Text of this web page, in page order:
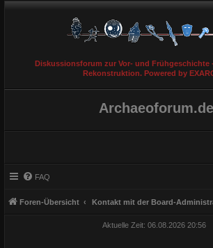
Diskussionsforum zur Vor- und Frühgeschichte
Rekonstruktion. Powered by
Archaeoforum.de
FAQ
Foren-Übersicht Kontakt mit der Board-
Aktuelle Zeit: 06.08.2026 20:56